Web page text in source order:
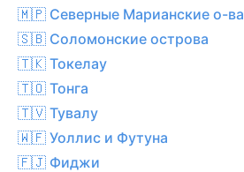
🇲🇵 Северные Марианские о-ва
🇸🇧 Соломонские острова
🇹🇰 Токелау
🇹🇴 Тонга
🇹🇻 Тувалу
🇼🇫 Уоллис и Футуна
🇫🇯 Фиджи